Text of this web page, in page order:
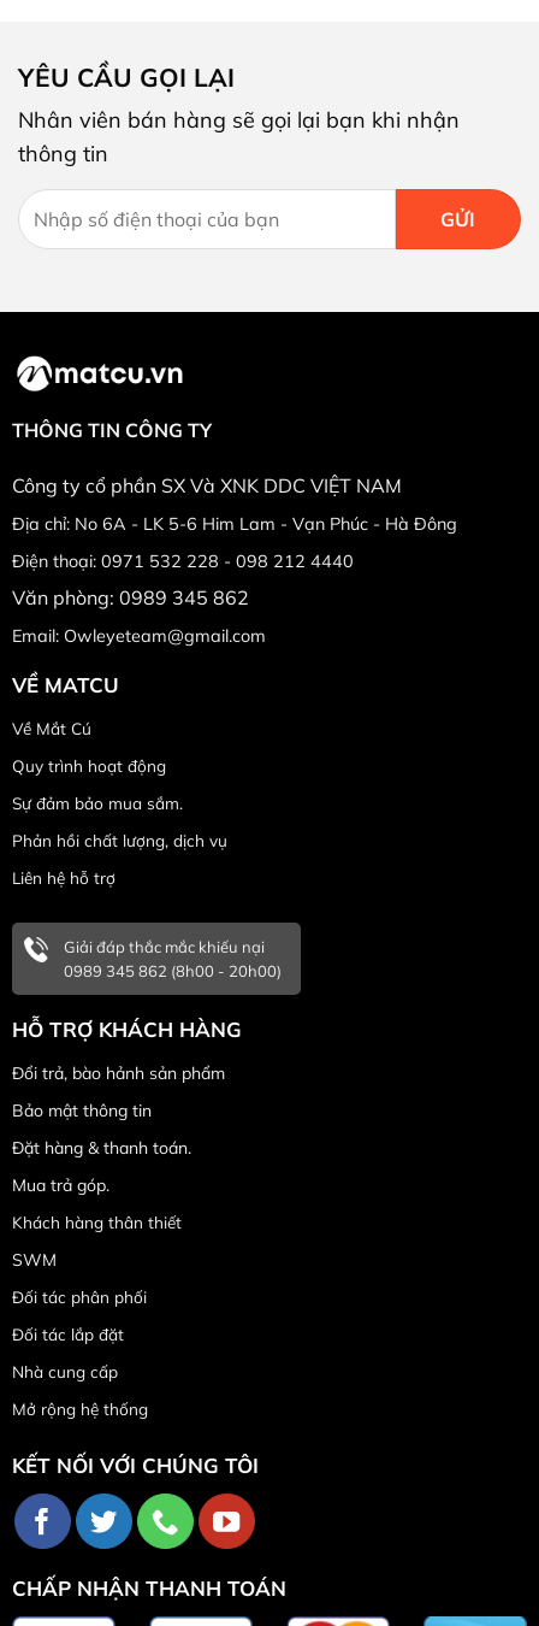
YÊU CẦU GỌI LẠI
Nhân viên bán hàng sẽ gọi lại bạn khi nhận
thông tin
THÔNG TIN CÔNG TY
Công ty cổ phần SX Và XNK DDC VIỆT NAM
Địa chỉ: No 6A - LK 5-6 Him Lam - Vạn Phúc - Hà Đông
Điện thoại: 0971 532 228 - 098 212 4440
Văn phòng: 0989 345 862
Email: Owleyeteam@gmail.com
VỀ MATCU
Về Mắt Cú
Quy trình hoạt động
Sự đảm bảo mua sắm.
Phản hồi chất lượng, dịch vụ
Liên hệ hỗ trợ
Giải đáp thắc mắc khiếu nại
0989 345 862 (8h00 - 20h00)
HỖ TRỢ KHÁCH HÀNG
Đổi trả, bào hảnh sản phẩm
Bảo mật thông tin
Đặt hàng & thanh toán.
Mua trả góp.
Khách hàng thân thiết
SWM
Đối tác phân phối
Đối tác lắp đặt
Nhà cung cấp
Mở rộng hệ thống
KẾT NỐI VỚI CHÚNG TÔI
CHẤP NHẬN THANH TOÁN